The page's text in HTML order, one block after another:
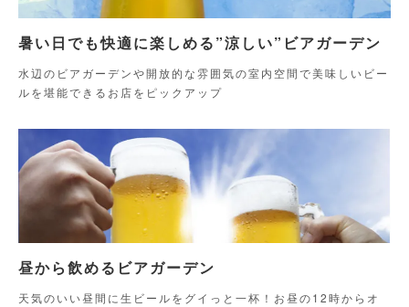
暑い日でも快適に楽しめる”涼しい”ビアガーデン
水辺のビアガーデンや開放的な雰囲気の室内空間で美味しいビー
ルを堪能できるお店をピックアップ
昼から飲めるビアガーデン
天気のいい昼間に生ビールをグイっと一杯！お昼の12時からオ